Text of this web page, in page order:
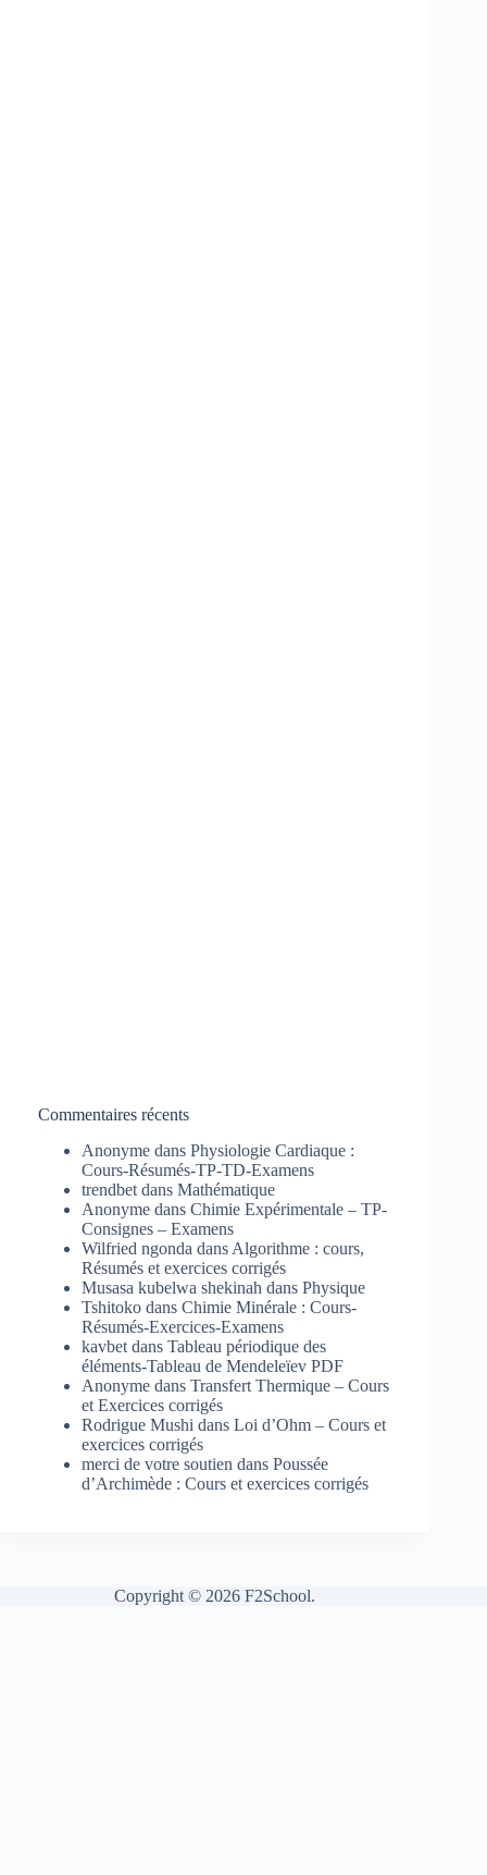
Commentaires récents
Anonyme dans Physiologie Cardiaque :
Cours-Résumés-TP-TD-Examens
trendbet dans Mathématique
Anonyme dans Chimie Expérimentale – TP-
Consignes – Examens
Wilfried ngonda dans Algorithme : cours,
Résumés et exercices corrigés
Musasa kubelwa shekinah dans Physique
Tshitoko dans Chimie Minérale : Cours-
Résumés-Exercices-Examens
kavbet dans Tableau périodique des
éléments-Tableau de Mendeleïev PDF
Anonyme dans Transfert Thermique – Cours
et Exercices corrigés
Rodrigue Mushi dans Loi d’Ohm – Cours et
exercices corrigés
merci de votre soutien dans Poussée
d’Archimède : Cours et exercices corrigés
Copyright © 2026 F2School.